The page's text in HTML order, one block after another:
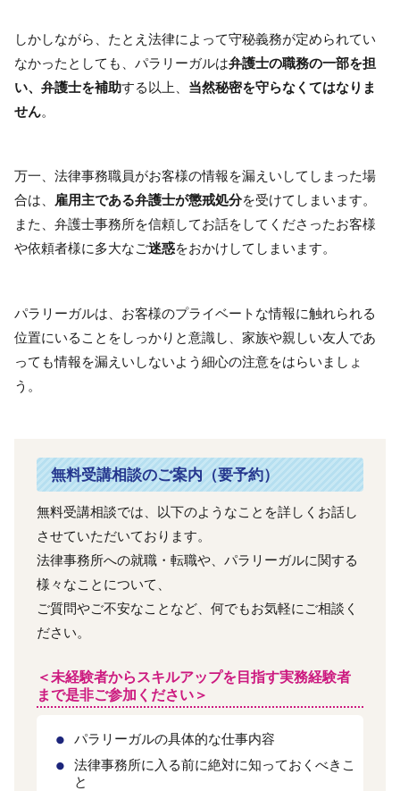
しかしながら、たとえ法律によって守秘義務が定められてい
なかったとしても、パラリーガルは弁護士の職務の一部を担
い、 弁護士を補助する以上、 当然秘密を守らなくてはなりま
せん。
万一、法律事務職員がお客様の情報を漏えいしてしまった場
合は、 雇用主である弁護士が懲戒処分を受けてしまいます。
また、弁護士事務所を信頼してお話をしてくださったお客様
や依頼者様に多大なご迷惑をおかけしてしまいます。
パラリーガルは、お客様のプライベートな情報に触れられる
位置にいることをしっかりと意識し、家族や親しい友人であ
っても情報を漏えいしないよう細心の注意をはらいましょ
う。
無料受講相談のご案内（要予約）
無料受講相談では、以下のようなことを詳しくお話し
させていただいております。
法律事務所への就職・転職や、パラリーガルに関する
様々なことについて、
ご質問やご不安なことなど、何でもお気軽にご相談く
ださい。
＜未経験者からスキルアップを目指す実務経験者
まで是非ご参加ください＞
パラリーガルの具体的な仕事内容
法律事務所に入る前に絶対に知っておくべきこ
と